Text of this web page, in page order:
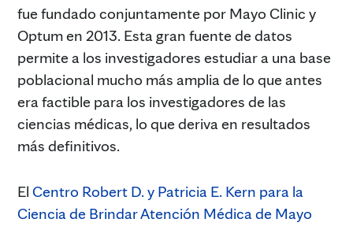
fue fundado conjuntamente por Mayo Clinic y
Optum en 2013. Esta gran fuente de datos
permite a los investigadores estudiar a una base
poblacional mucho más amplia de lo que antes
era factible para los investigadores de las
ciencias médicas, lo que deriva en resultados
más definitivos.
El Centro Robert D. y Patricia E. Kern para la
Ciencia de Brindar Atención Médica de Mayo